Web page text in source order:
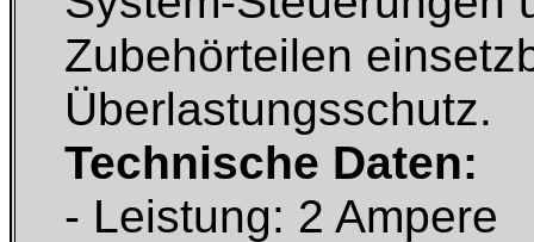
Zubehörteilen
Überlastungsschutz.
Technische Daten:
- Leistung: 2 Ampere